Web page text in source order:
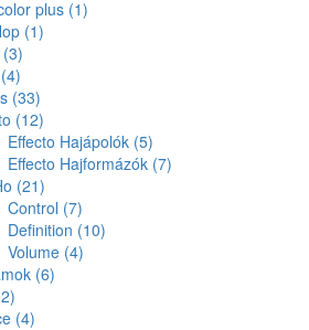
plus (1)
(1)
(3)
(4)
(33)
(12)
Effecto Hajápolók (5)
Effecto Hajformázók (7)
(21)
Control (7)
Definition (10)
Volume (4)
(6)
(4)